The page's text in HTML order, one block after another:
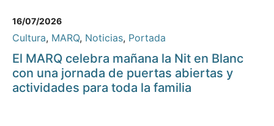
16/07/2026
Cultura, MARQ, Noticias, Portada
El MARQ celebra mañana la Nit en Blanc
con una jornada de puertas abiertas y
actividades para toda la familia